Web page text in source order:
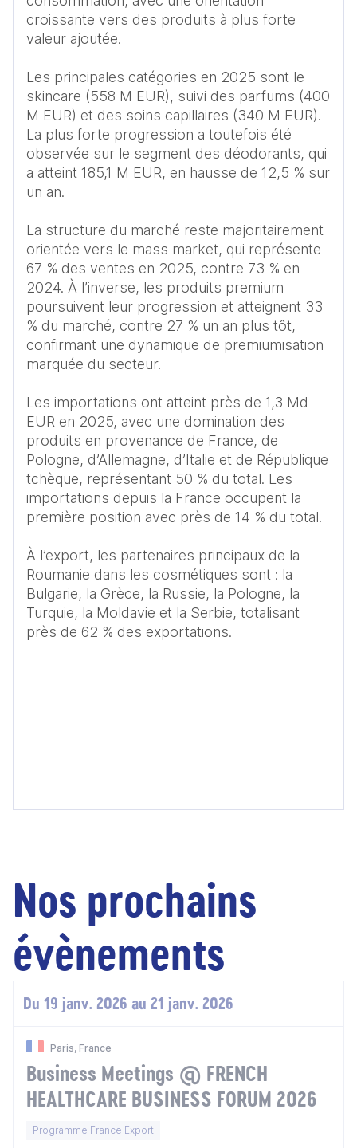
croissante vers des produits à plus forte
valeur ajoutée.
Les principales catégories en 2025 sont le
skincare (558 M EUR), suivi des parfums (400
M EUR) et des soins capillaires (340 M EUR).
La plus forte progression a toutefois été
observée sur le segment des déodorants, qui
a atteint 185,1 M EUR, en hausse de 12,5 % sur
un an.
La structure du marché reste majoritairement
orientée vers le mass market, qui représente
67 % des ventes en 2025, contre 73 % en
2024. À l’inverse, les produits premium
poursuivent leur progression et atteignent 33
% du marché, contre 27 % un an plus tôt,
confirmant une dynamique de premiumisation
marquée du secteur.
Les importations ont atteint près de 1,3 Md
EUR en 2025, avec une domination des
produits en provenance de France, de
Pologne, d’Allemagne, d’Italie et de République
tchèque, représentant 50 % du total. Les
importations depuis la France occupent la
première position avec près de 14 % du total.
À l’export, les partenaires principaux de la
Roumanie dans les cosmétiques sont : la
Bulgarie, la Grèce, la Russie, la Pologne, la
Turquie, la Moldavie et la Serbie, totalisant
Nos prochains
évènements
Du 19 janv. 2026 au 21 janv. 2026
Paris, France
Business Meetings @ FRENCH
HEALTHCARE BUSINESS FORUM 2026
Programme France Export